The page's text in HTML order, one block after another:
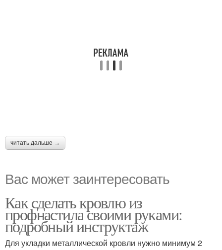
читать дальше →
Вас может заинтересовать
Как сделать кровлю из
профнастила своими руками:
подробный инструктаж
Для укладки металлической кровли нужно минимум 2